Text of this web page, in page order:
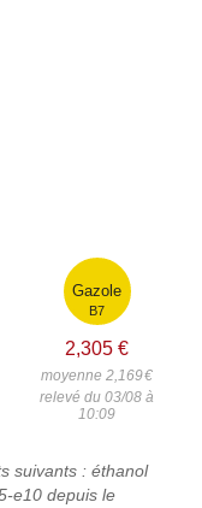
Gazole
B7
2,305 €
moyenne 2,169€
relevé du 03/08 à
10:09
suivants : éthanol
e10 depuis le